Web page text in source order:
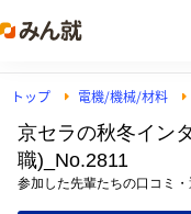
トップ 電機/機械/材料
京セラの秋冬イン
職)_No.2811
参加した先輩たちの口コミ